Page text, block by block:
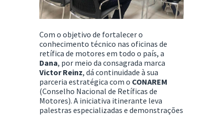
Com o objetivo de fortalecer o
conhecimento técnico nas oficinas de
retífica de motores em todo o país, a
Dana, por meio da consagrada marca
Victor Reinz, dá continuidade à sua
parceria estratégica com o CONAREM
(Conselho Nacional de Retíficas de
Motores). A iniciativa itinerante leva
palestras especializadas e demonstrações